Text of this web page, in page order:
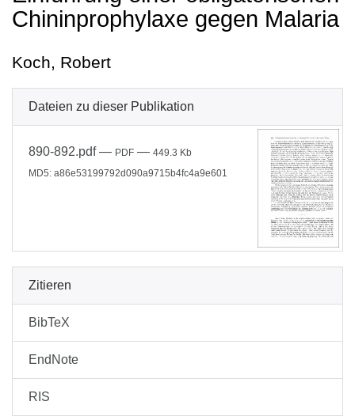
Chininprophylaxe gegen Malaria
Koch, Robert
Dateien zu dieser Publikation
890-892.pdf— PDF — 449.3 Kb
MD5: a86e53199792d090a9715b4fc4a9e601
Zitieren
BibTeX
EndNote
RIS